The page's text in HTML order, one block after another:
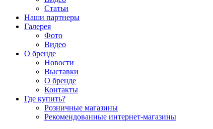
Статьи
Наши партнеры
Галерея
Фото
Видео
О бренде
Новости
Выставки
О бренде
Контакты
Где купить?
Розничные магазины
Рекомендованные интернет-магазины